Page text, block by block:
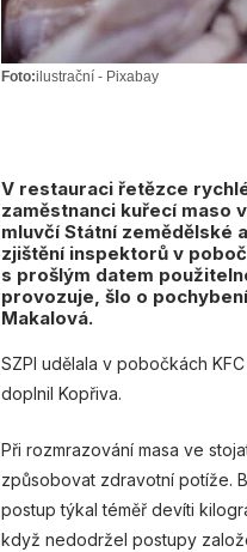
Foto:ilustrační - Pixabay
V restauraci řetězce
zaměstnanci kuřecí maso
mluvčí Státní zemědělské
zjištění inspektorů v
s prošlým datem
provozuje, šlo o
Makalová.
SZPI udělala v pobočkách
doplnil Kopřiva.
Při rozmrazování masa ve
způsobovat zdravotní potíže.
postup týkal téměř devíti
když nedodržel postupy